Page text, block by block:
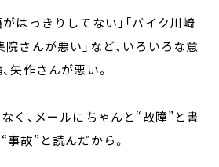
がはっきりしてない」「バイク川崎
院さんが悪い」など、いろいろな意
矢作さんが悪い。
く、メールにちゃんと“故障”と書
事故”と読んだから。